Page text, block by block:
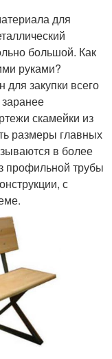
для
большой. Как
руками?
для закупки всего
скамейки из
размеры главных
в более
профильной трубы
с